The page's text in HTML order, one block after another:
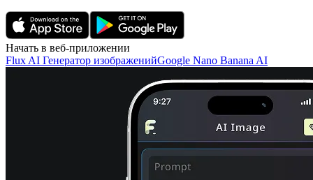
Начать в веб-приложении
Flux AI Генератор изображенийGoogle Nano Banana AI